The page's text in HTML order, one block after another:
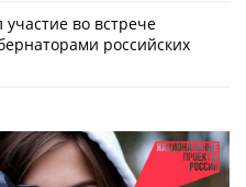
во встрече
российских